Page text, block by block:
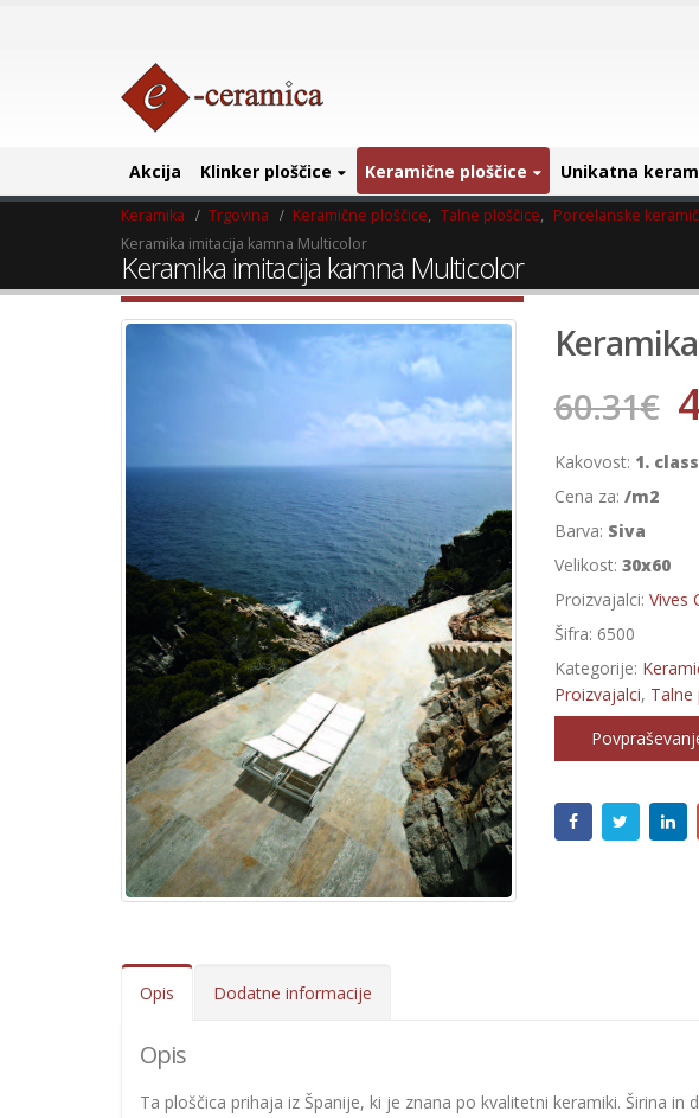
Akcija Klinker ploščice Keramične ploščice Unikatna
Keramika Trgovina Keramične ploščice, Talne ploščice, Porcelanske
Keramika imitacija kamna Multicolor
Keramika imitacija kamna Multicolor
60.31€
Kakovost: 1.
Cena za: /m2
Barva: Siva
Velikost: 30x60
Proizvajalci: Vives
Šifra: 6500
Kategorije:
Proizvajalci, Talne
Opis Dodatne informacije
Opis
Ta ploščica prihaja iz Španije, ki je znana po kvalitetni keramiki. Širina